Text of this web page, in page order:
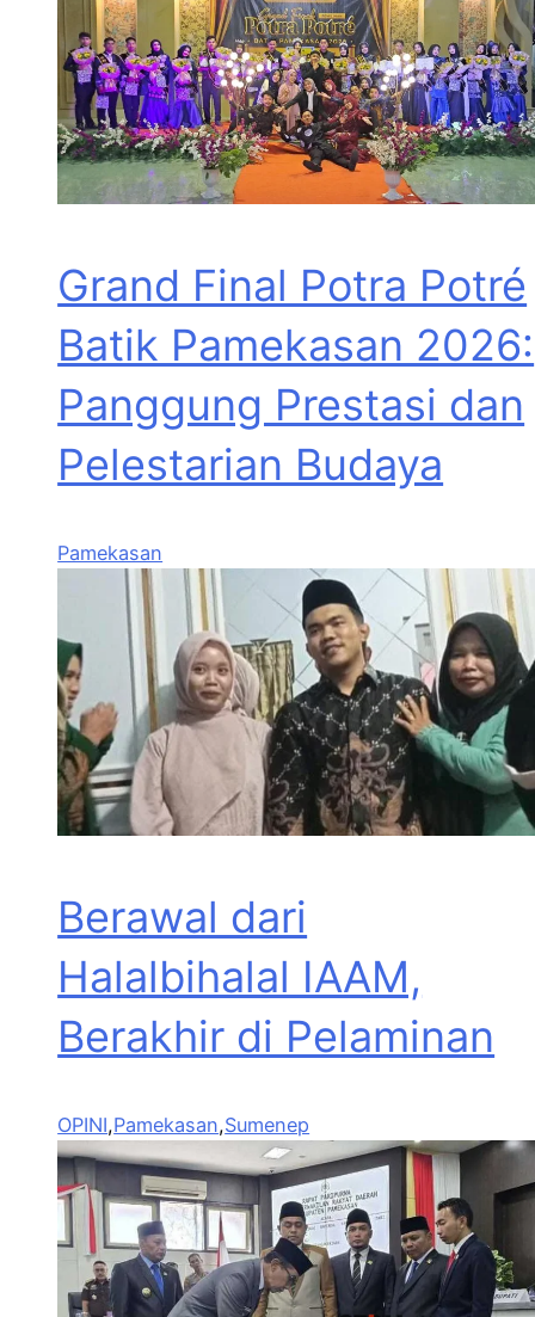
Grand Final Potra Potré
Batik Pamekasan 2026:
Panggung Prestasi dan
Pelestarian Budaya
Pamekasan
Berawal dari
Halalbihalal IAAM,
Berakhir di Pelaminan
OPINI,Pamekasan,Sumenep